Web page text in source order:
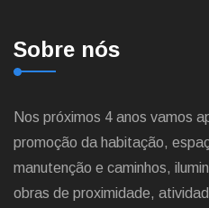
Sobre nós
Nos próximos 4 anos vamos
promoção da habitação,
manutenção e caminhos,
obras de proximidade,